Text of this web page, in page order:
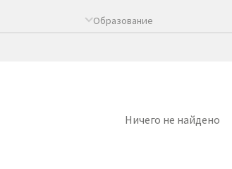
Образование
Ничего не найдено